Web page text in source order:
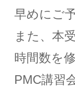
早めにご
また、本
時間数を
PMC講習